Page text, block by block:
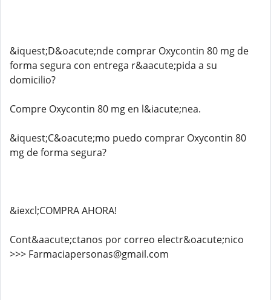
&iquest;D&oacute;nde comprar Oxycontin 80 mg de
forma segura con entrega r&aacute;pida a su
domicilio?
Compre Oxycontin 80 mg en l&iacute;nea.
&iquest;C&oacute;mo puedo comprar Oxycontin 80
mg de forma segura?
&iexcl;COMPRA AHORA!
Cont&aacute;ctanos por correo electr&oacute;nico
>>> Farmaciapersonas@gmail.com